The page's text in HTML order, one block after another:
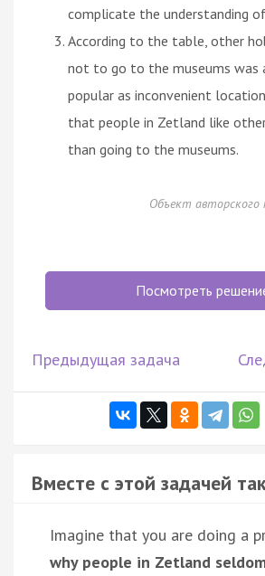
complicate the understanding
According to the table, other
not to go to the museums was
popular as inconvenient
that people in Zetland like
than going to the museums.
Объект авторского
Посмотреть
Предыдущая задача
Вместе с этой задачей
Imagine that you are doing a
why people in Zetland